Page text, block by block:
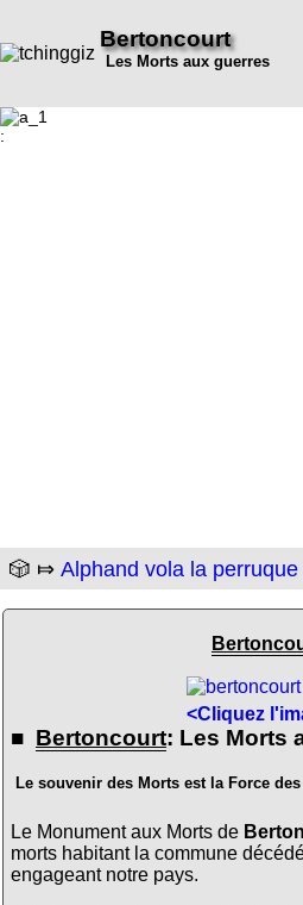
Bertoncourt
Les Morts aux guerres
:
🎲 ⤇ Alphand vola la perruque
<Cliquez
■ Bertoncourt: Les Morts
Le souvenir des Morts est la Force
Le Monument aux Morts de
morts habitant la commune
engageant notre pays.